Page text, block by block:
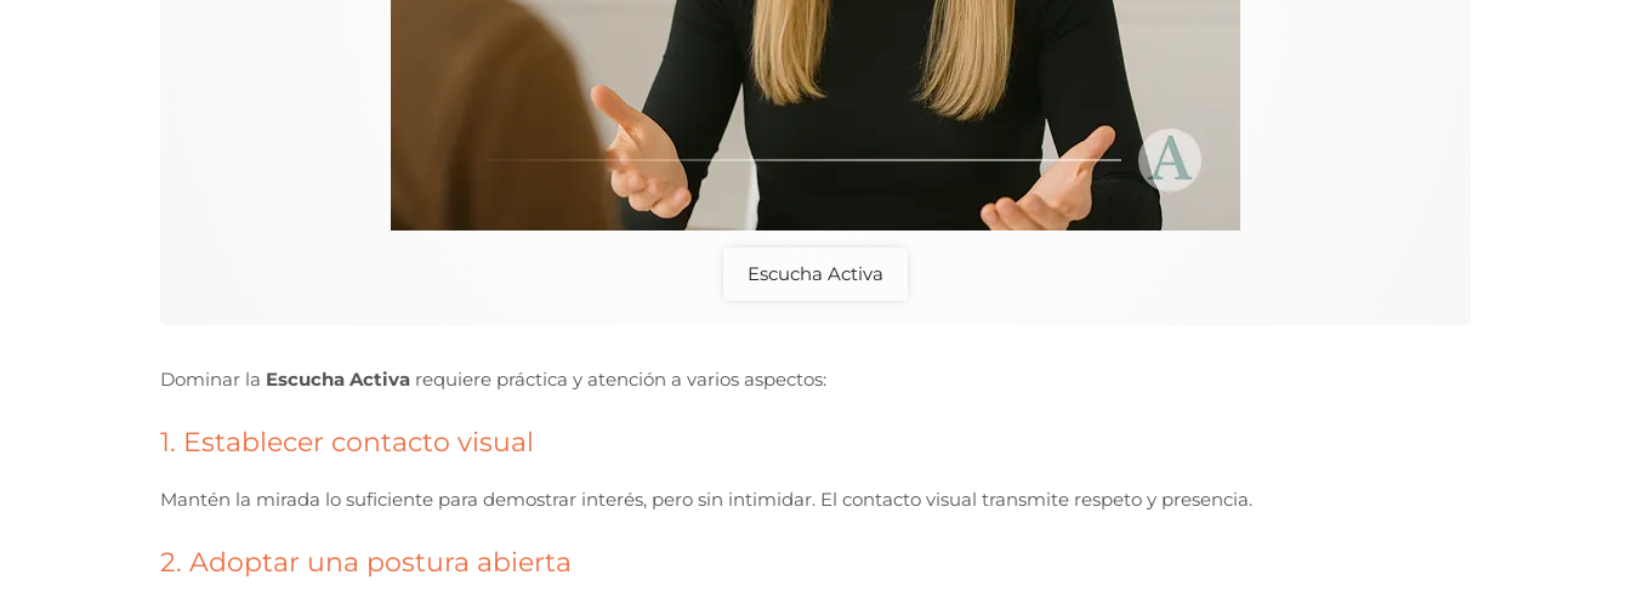
Escucha Activa
Dominar la Escucha Activa requiere práctica y atención a varios aspectos:
1. Establecer contacto visual
Mantén la mirada lo suficiente para demostrar interés, pero sin intimidar. El contacto visual transmite respeto y presencia.
2. Adoptar una postura abierta